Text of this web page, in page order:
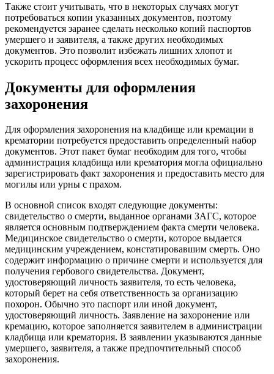
Также стоит учитывать, что в некоторых случаях могут
потребоваться копии указанных документов, поэтому
рекомендуется заранее сделать несколько копий паспортов
умершего и заявителя, а также других необходимых
документов. Это позволит избежать лишних хлопот и
ускорить процесс оформления всех необходимых бумаг.
Документы для оформления
захоронения
Для оформления захоронения на кладбище или кремации в
крематории потребуется предоставить определенный набор
документов. Этот пакет бумаг необходим для того, чтобы
администрация кладбища или крематория могла официально
зарегистрировать факт захоронения и предоставить место для
могилы или урны с прахом.
В основной список входят следующие документы:
свидетельство о смерти, выданное органами ЗАГС, которое
является основным подтверждением факта смерти человека.
Медицинское свидетельство о смерти, которое выдается
медицинским учреждением, констатировавшим смерть. Оно
содержит информацию о причине смерти и используется для
получения гербового свидетельства. Документ,
удостоверяющий личность заявителя, то есть человека,
который берет на себя ответственность за организацию
похорон. Обычно это паспорт или иной документ,
удостоверяющий личность. Заявление на захоронение или
кремацию, которое заполняется заявителем в администрации
кладбища или крематория. В заявлении указываются данные
умершего, заявителя, а также предпочтительный способ
захоронения.